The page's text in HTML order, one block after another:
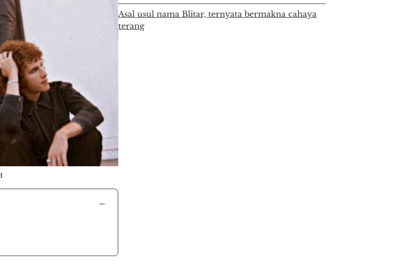
−
Asal usul nama Blitar, ternyata bermakna cahaya
terang